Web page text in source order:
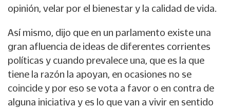
opinión, velar por el bienestar y la calidad de vida.
Así mismo, dijo que en un parlamento existe una
gran afluencia de ideas de diferentes corrientes
políticas y cuando prevalece una, que es la que
tiene la razón la apoyan, en ocasiones no se
coincide y por eso se vota a favor o en contra de
alguna iniciativa y es lo que van a vivir en sentido